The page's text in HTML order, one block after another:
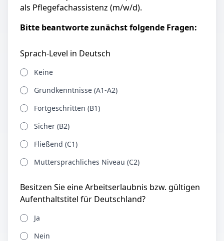
als Pflegefachassistenz (m/w/d).
Bitte beantworte zunächst folgende Fragen:
Sprach-Level in Deutsch
Keine
Grundkenntnisse (A1-A2)
Fortgeschritten (B1)
Sicher (B2)
Fließend (C1)
Muttersprachliches Niveau (C2)
Besitzen Sie eine Arbeitserlaubnis bzw. gültigen
Aufenthaltstitel für Deutschland?
Ja
Nein